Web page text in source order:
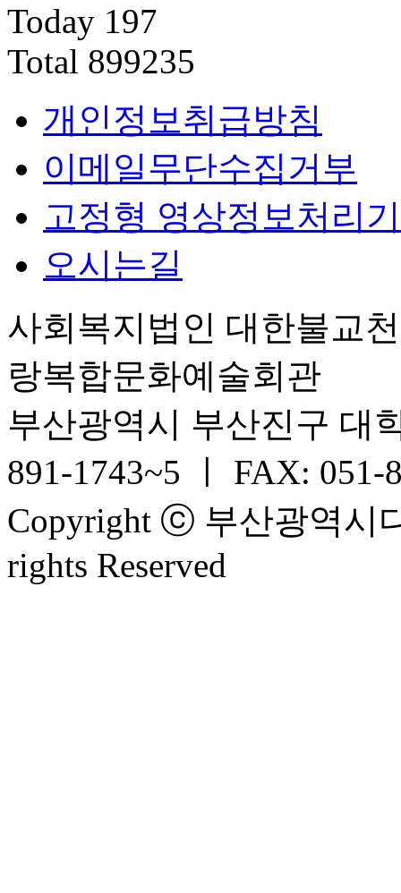
Today 197
Total 899235
개인정보취급방침
이메일무단수집거부
고정형 영상정보처리
오시는길
사회복지법인 대한불교
랑복합문화예술회관
부산광역시 부산진구 대
891-1743~5 ㅣ FAX: 051-
Copyright ⓒ 부산광역시
rights Reserved